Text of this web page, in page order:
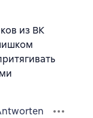
из ВК